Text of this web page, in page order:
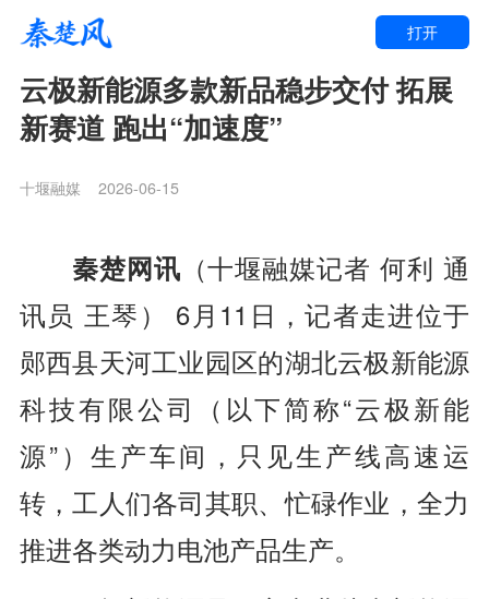
打开
云极新能源多款新品稳步交付 拓展
新赛道 跑出“加速度”
十堰融媒 2026-06-15
秦楚网讯 （十堰融媒记者 何利 通
讯员 王琴 ） 6月11日，记者走进位于
郧西县天河工业园区的湖北云极新能源
科技有限公司（以下简称“云极新能
源”）生产车间，只见生产线高速运
转，工人们各司其职、忙碌作业，全力
推进各类动力电池产品生产。